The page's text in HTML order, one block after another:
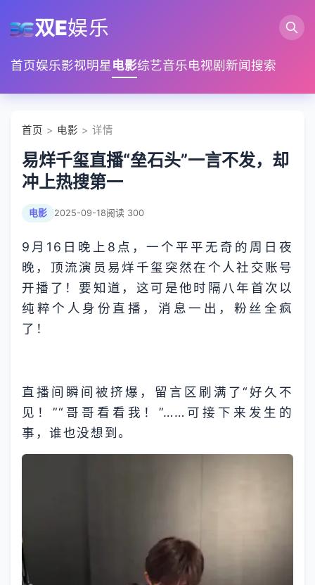
双E娱乐
首页娱乐影视明星电影综艺音乐电视剧 新闻搜索
首页 > 电影 > 详情
易烊千玺直播“垒石头”一言不发，却
冲上热搜第一
电影 2025-09-18阅读 300
9月16日晚上8点，一个平平无奇的周日夜
晚，顶流演员易烊千玺突然在个人社交账号
开播了！要知道，这可是他时隔八年首次以
纯粹个人身份直播，消息一出，粉丝全疯
了！
直播间瞬间被挤爆，留言区刷满了“好久不
见！”“哥哥看看我！”……可接下来发生的
事，谁也没想到。